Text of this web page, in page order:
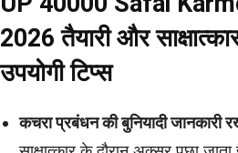
2026 तैयारी और
उपयोगी टिप्स
कचरा प्रबंधन की बुनियादी जानकारी